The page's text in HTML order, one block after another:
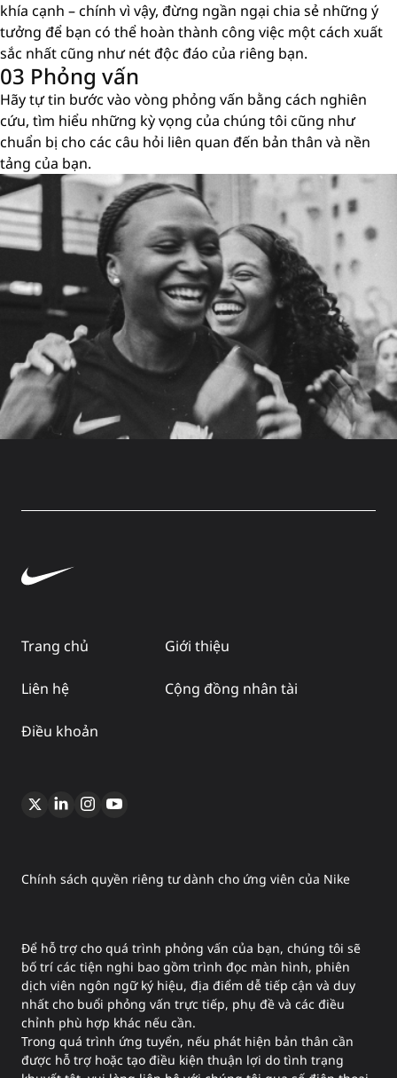
khía cạnh – chính vì vậy, đừng ngần ngại chia sẻ những ý
tưởng để bạn có thể hoàn thành công việc một cách xuất
sắc nhất cũng như nét độc đáo của riêng bạn.
03 Phỏng vấn
Hãy tự tin bước vào vòng phỏng vấn bằng cách nghiên
cứu, tìm hiểu những kỳ vọng của chúng tôi cũng như
chuẩn bị cho các câu hỏi liên quan đến bản thân và nền
tảng của bạn.
Trang chủ Giới thiệu
Liên hệ Cộng đồng nhân tài
Điều khoản
Chính sách quyền riêng tư dành cho ứng viên của Nike
Để hỗ trợ cho quá trình phỏng vấn của bạn, chúng tôi sẽ
bố trí các tiện nghi bao gồm trình đọc màn hình, phiên
dịch viên ngôn ngữ ký hiệu, địa điểm dễ tiếp cận và duy
nhất cho buổi phỏng vấn trực tiếp, phụ đề và các điều
chỉnh phù hợp khác nếu cần.
Trong quá trình ứng tuyển, nếu phát hiện bản thân cần
được hỗ trợ hoặc tạo điều kiện thuận lợi do tình trạng